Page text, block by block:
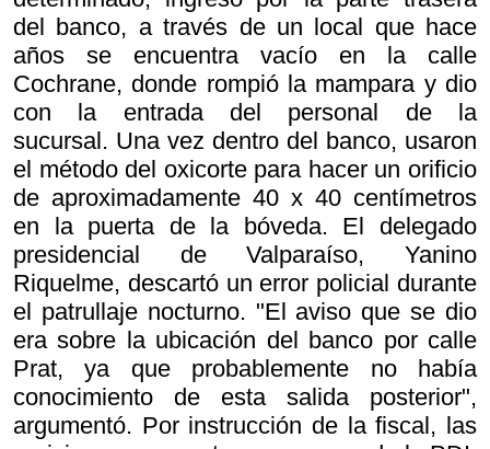
del banco, a través de un local que hace
años se encuentra vacío en la calle
Cochrane, donde rompió la mampara y dio
con la entrada del personal de la
sucursal. Una vez dentro del banco, usaron
el método del oxicorte para hacer un orificio
de aproximadamente 40 x 40 centímetros
en la puerta de la bóveda. El delegado
presidencial de Valparaíso, Yanino
Riquelme, descartó un error policial durante
el patrullaje nocturno. "El aviso que se dio
era sobre la ubicación del banco por calle
Prat, ya que probablemente no había
conocimiento de esta salida posterior",
argumentó. Por instrucción de la fiscal, las